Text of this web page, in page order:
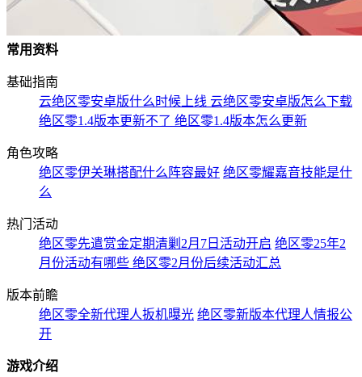
常用资料
基础指南
云绝区零安卓版什么时候上线 云绝区零安卓版怎么下载
绝区零1.4版本更新不了 绝区零1.4版本怎么更新
角色攻略
绝区零伊关琳搭配什么阵容最好 绝区零耀嘉音技能是什
么
热门活动
绝区零先遣赏金定期清剿2月7日活动开启 绝区零25年2
月份活动有哪些 绝区零2月份后续活动汇总
版本前瞻
绝区零全新代理人扳机曝光 绝区零新版本代理人情报公
开
游戏介绍